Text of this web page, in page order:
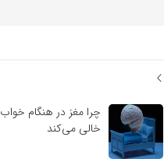
چرا مغز در هنگام
خالی می‌کند